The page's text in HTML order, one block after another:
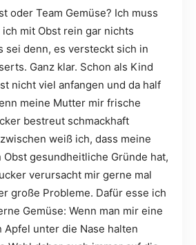
oder Team Gemüse? Ich muss
mit Obst rein gar nichts
sei denn, es versteckt sich in
Ganz klar. Schon als Kind
nicht viel anfangen und da half
meine Mutter mir frische
bestreut schmackhaft
weiß ich, dass meine
gesundheitliche Gründe hat,
verursacht mir gerne mal
große Probleme. Dafür esse ich
Gemüse: Wenn man mir eine
Apfel unter die Nase halten